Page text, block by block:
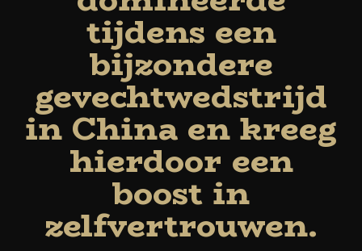
tijdens een
bijzondere
gevechtwedstrijd
in China en kreeg
hierdoor een
boost in
zelfvertrouwen.